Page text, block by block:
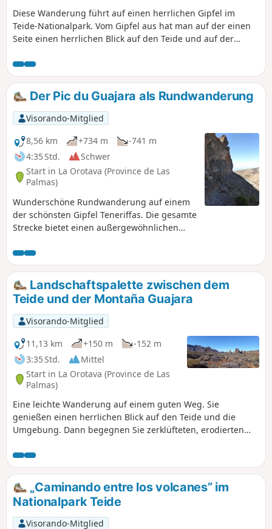
Diese Wanderung führt auf einen herrlichen Gipfel im
Teide-Nationalpark. Vom Gipfel aus hat man auf der einen
Seite einen herrlichen Blick auf den Teide und auf der
Route ist sehr gut markiert, an jeder Kreuzung von
Wanderwegen gibt es Wegweiser. Es ist fast unmöglich,
sich zu verlaufen. Achten Sie auf die Jagdzeiten im Park.
Siehe Praktische Informationen. Aktualisiert am 21. Oktober
2022.
Der Pic du Guajara als Rundwanderung
Visorando-Mitglied
8,56 km
+734 m
-741 m
4:35 Std.
Schwer
Start in La Orotava (Province de Las
Palmas)
Wunderschöne Rundwanderung auf einem
der schönsten Gipfel Teneriffas. Die gesamte
Strecke bietet einen außergewöhnlichen
Teide. Die Schwierigkeit konzentriert sich auf
den Felsvorsprung unterhalb des Gipfels. Es
handelt sich um eine luftige, aber nie
ausgesetzte Passage, die bei schlechter
Sicht nicht begangen werden sollte. An
einigen Stellen gibt es neue Markierungen;
die untenstehende Beschreibung muss
daher im Gipfelbereich entsprechend diesen
Neuerungen möglicherweise angepasst
werden.
Landschaftspalette zwischen dem
Teide und der Montaña Guajara
Visorando-Mitglied
11,13 km
+150 m
-152 m
3:35 Std.
Mittel
Start in La Orotava (Province de Las
Palmas)
Eine leichte Wanderung auf einem guten Weg. Sie
genießen einen herrlichen Blick auf den Teide und die
Umgebung. Dann begegnen Sie zerklüfteten, erodierten
der Montaña Guajara (2717 m) nähern, dem höchsten Gipfel
der riesigen Caldera. Gegen Ende der Strecke sehen Sie
Viperinen, diese großen, auf Teneriffa heimischen Pflanzen,
die (zur richtigen Jahreszeit) rot blühen. Als Bonus gibt es
einen sicheren Parkplatz.
„Caminando entre los volcanes” im
Nationalpark Teide
Visorando-Mitglied